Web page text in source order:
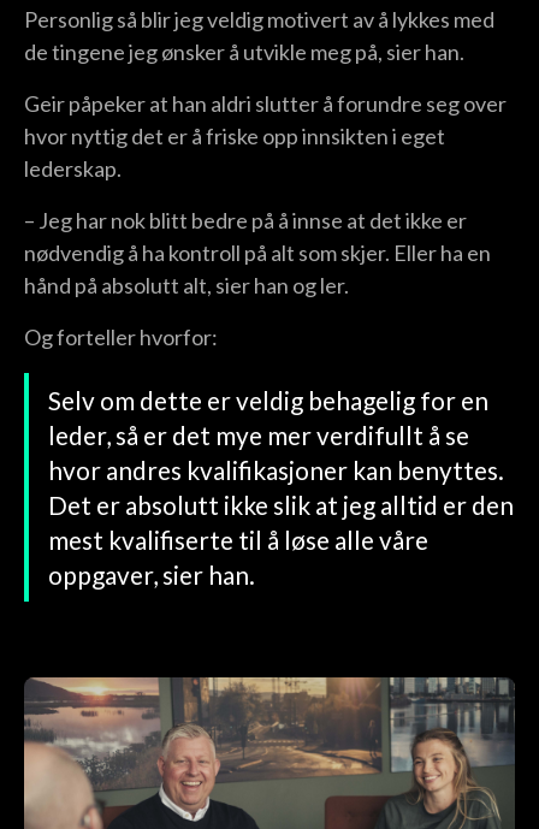
Personlig så blir jeg veldig motivert av å lykkes med
de tingene jeg ønsker å utvikle meg på, sier han.
Geir påpeker at han aldri slutter å forundre seg over
hvor nyttig det er å friske opp innsikten i eget
lederskap.
– Jeg har nok blitt bedre på å innse at det ikke er
nødvendig å ha kontroll på alt som skjer. Eller ha en
hånd på absolutt alt, sier han og ler.
Og forteller hvorfor:
Selv om dette er veldig behagelig for en
leder, så er det mye mer verdifullt å se
hvor andres kvalifikasjoner kan benyttes.
Det er absolutt ikke slik at jeg alltid er den
mest kvalifiserte til å løse alle våre
oppgaver, sier han.